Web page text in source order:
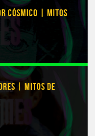
CÓSMICO | MITOS
| MITOS DE